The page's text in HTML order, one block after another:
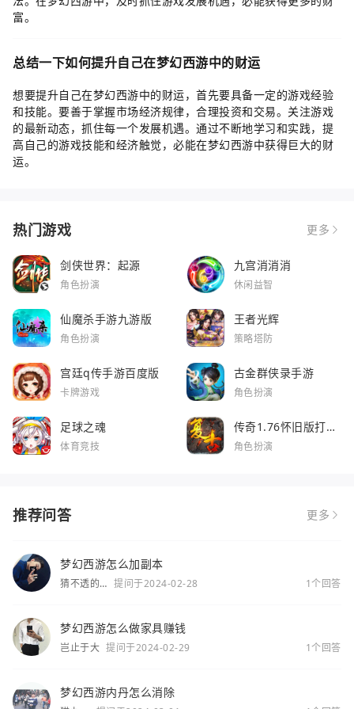
富。
总结一下如何提升自己在梦幻西游中的财运
想要提升自己在梦幻西游中的财运，首先要具备一定的游戏经验
和技能。要善于掌握市场经济规律，合理投资和交易。关注游戏
的最新动态，抓住每一个发展机遇。通过不断地学习和实践，提
高自己的游戏技能和经济触觉，必能在梦幻西游中获得巨大的财
运。
热门游戏 更多
剑侠世界：起源
角色扮演
九宫消消消
休闲益智
仙魔杀手游九游版
角色扮演
王者光辉
策略塔防
宫廷q传手游百度版
卡牌游戏
古金群侠录手游
角色扮演
足球之魂
体育竞技
传奇1.76怀旧版打金
服
角色扮演
推荐问答 更多
梦幻西游怎么加副本
猜不透的
提问于2024-02-28 1个回答
梦幻西游怎么做家具赚钱
岂止于大 提问于2024-02-29 1个回答
梦幻西游内丹怎么消除